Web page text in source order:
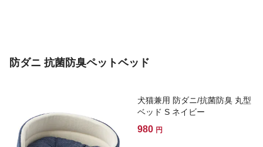
防ダニ 抗菌防臭ペットベッド
犬猫兼用 防ダニ/抗菌防臭 丸型
ベッド S ネイビー
980 円